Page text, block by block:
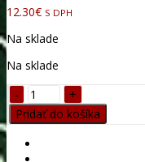
12.30€ S DPH
Na sklade
Na sklade
Gameday
25rán
20mm
Pridať do košíka